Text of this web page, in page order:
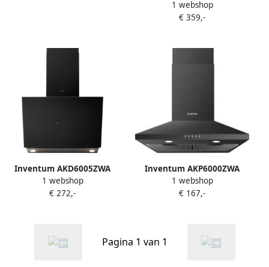
platte wandschouw
afzuigkap 60 cm
recirculatie Zwart
1 webshop
€ 359,-
Inventum AKD6005ZWA
schuine wandschouw
afzuigkap 60 cm
met tiptoetsen Ledspots
1 webshop
€ 272,-
Inventum AKP6000ZWA
wandschouw afzuigkap 60
cm Afzuigcapaciteit 435 m3
Zwart
1 webshop
€ 167,-
Pagina 1 van 1